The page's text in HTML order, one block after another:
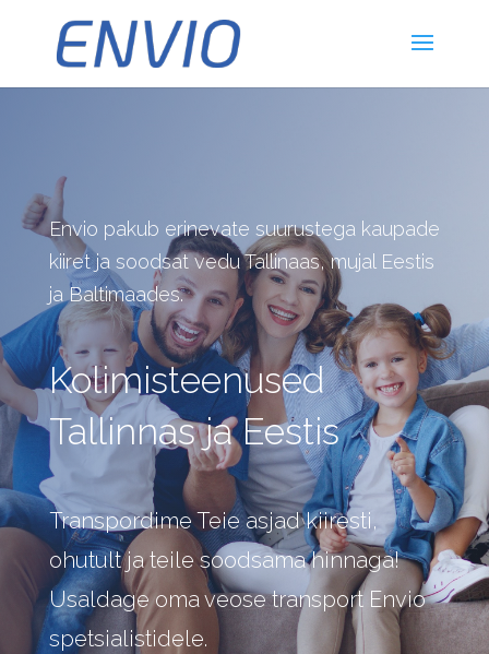
Envio pakub erinevate suurustega kaupade
kiiret ja soodsat vedu Tallinaas, mujal Eestis
ja Baltimaades.
Kolimisteenused
Tallinnas ja Eestis
Transpordime Teie asjad kiiresti,
ohutult ja teile soodsama hinnaga!
Usaldage oma veose transport Envio
spetsialistidele.